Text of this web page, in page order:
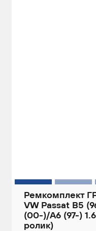
Ремкомплект
VW Passat B5
(00-)/A6 (97-)
ролик)